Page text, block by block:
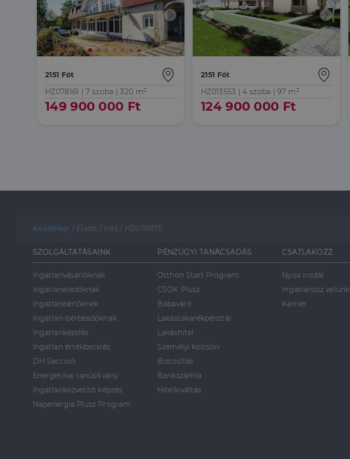
2151 Fót
HZ078161 |7 szoba | 320 m²
149 900 000 Ft
2151 Fót
HZ013553 |4 szoba | 97 m²
124 900 000 Ft
Kezdőlap / Eladó / Ház / HZ078875
SZOLGÁLTATÁSAINK
Ingatlanvásárlóknak
Ingatlaneladóknak
Ingatlanbérlőknek
Ingatlan-bérbeadóknak
Ingatlankezelés
Ingatlan értékbecslés
DH Saccoló
Energetikai tanúsítvány
Ingatlanközvetítő képzés
Napenergia Plusz Program
PÉNZÜGYI TANÁCSADÁS
Otthon Start Program
CSOK Plusz
Babaváró
Lakástakarékpénztár
Lakáshitel
Személyi kölcsön
Biztosítás
Bankszámla
Hitelkiváltás
CSATLAKOZZ
Nyiss irodát
Ingatlanozz velünk
Karrier